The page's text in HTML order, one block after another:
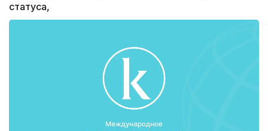
статуса,